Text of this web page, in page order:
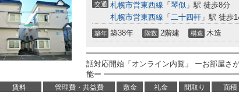
交通 札幌市営東西線 「 琴似 」駅 徒歩8分
札幌市営東西線 「 二十四軒 」駅 徒歩
築年 築38年 階数 2階建 構造 木造
話対応開始「オンライン内覧」 ーお部屋さ
能ー
賃料 管理費・共益費 敷金 礼金 間取り 面積